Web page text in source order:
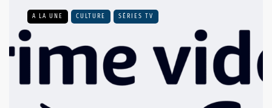
A LA UNE CULTURE SÉRIES TV